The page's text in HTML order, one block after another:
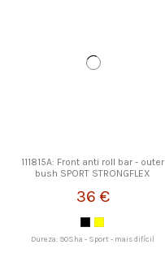
111815A: Front anti roll bar - outer
bush SPORT STRONGFLEX
36 €
Dureza: 90Sha - Sport - mais difícil